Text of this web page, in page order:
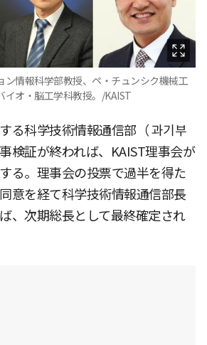
ン情報科学部教授、ペ・チュンシク機械工
イオ・脳工学科教授。/KAIST
る科学技術情報通信部（ 과기부
検証が終われば、KAIST理事会が
る。理事会の投票で過半を得た
意を経て科学技術情報通信部長
、次期総長として最終確定され